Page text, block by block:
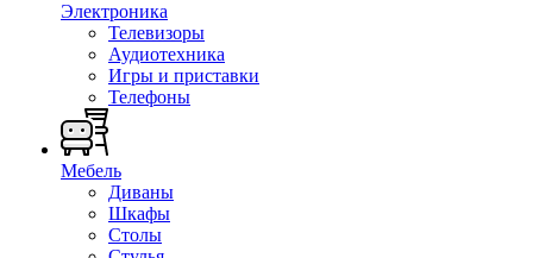
Электроника
Телевизоры
Аудиотехника
Игры и приставки
Телефоны
Мебель
Диваны
Шкафы
Столы